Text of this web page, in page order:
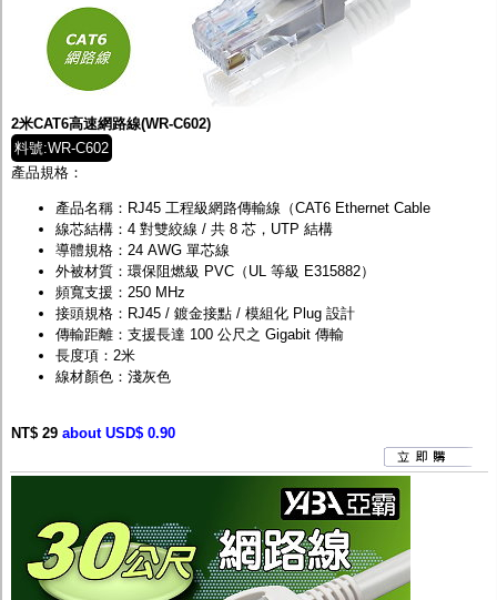
2米CAT6高速網路線(WR-C602)
料號:WR-C602
產品規格：
產品名稱：RJ45 工程級網路傳輸線（CAT6 Ethernet Cable
線芯結構：4 對雙絞線 / 共 8 芯，UTP 結構
導體規格：24 AWG 單芯線
外被材質：環保阻燃級 PVC（UL 等級 E315882）
頻寬支援：250 MHz
接頭規格：RJ45 / 鍍金接點 / 模組化 Plug 設計
傳輸距離：支援長達 100 公尺之 Gigabit 傳輸
長度項：2米
線材顏色：淺灰色
NT$ 29 about USD$ 0.90